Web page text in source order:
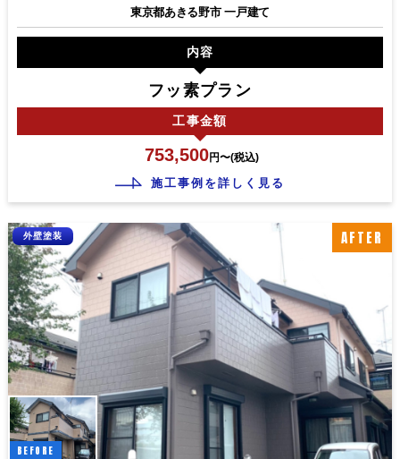
東京都あきる野市 一戸建て
内容
フッ素プラン
工事金額
753,500円〜(税込)
施工事例を詳しく見る
AFTER
BEFORE
外壁塗装